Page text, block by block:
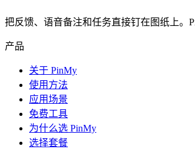
把反馈、语音备注和任务直接钉在图纸上。
产品
关于 PinMy
使用方法
应用场景
免费工具
为什么选 PinMy
选择套餐